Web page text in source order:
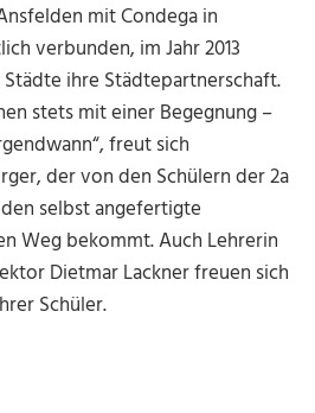
mit Condega in
verbunden, im Jahr 2013
ihre Städtepartnerschaft.
stets mit einer Begegnung –
freut sich
der von den Schülern der 2a
selbst angefertigte
Weg bekommt. Auch Lehrerin
Dietmar Lackner freuen sich
Schüler.